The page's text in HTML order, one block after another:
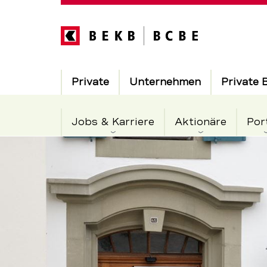
BEKB
Aarberg
wird
Hauptnavigation
Private Unternehmen Private
Jobs & Karriere Aktionäre
Servicenavigation